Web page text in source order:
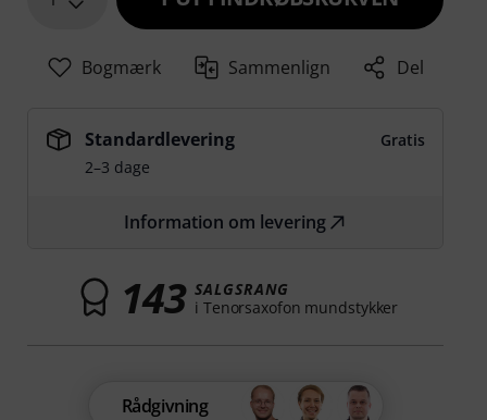
Bogmærk Sammenlign Del
Standardlevering
Gratis
2–3 dage
Information om levering
143 SALGSRANG
i Tenorsaxofon mundstykker
Rådgivning